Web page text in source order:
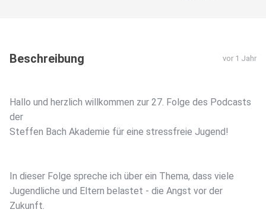
Beschreibung vor 1 Jahr
Hallo und herzlich willkommen zur 27. Folge des Podcasts
der
Steffen Bach Akademie für eine stressfreie Jugend!
In dieser Folge spreche ich über ein Thema, dass viele
Jugendliche und Eltern belastet - die Angst vor der
Zukunft.